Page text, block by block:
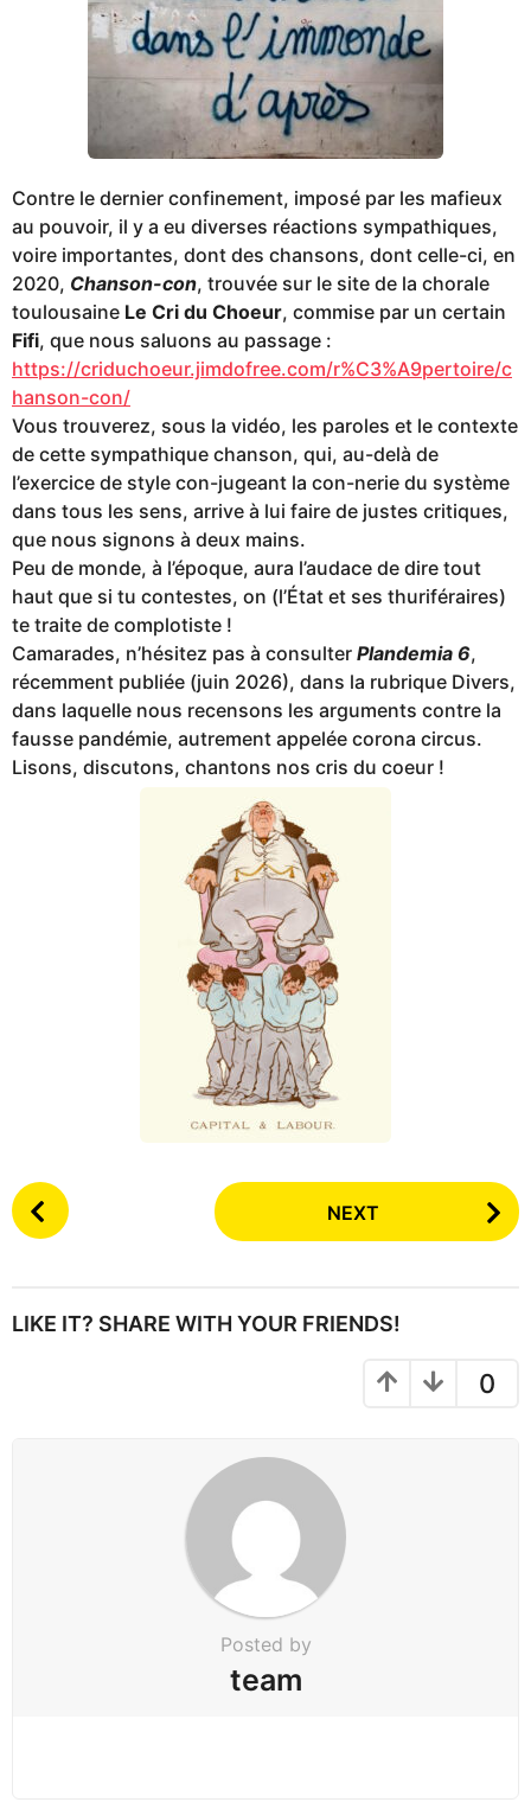
Contre le dernier confinement, imposé par les mafieux
au pouvoir, il y a eu diverses réactions sympathiques,
voire importantes, dont des chansons, dont celle-ci, en
2020, Chanson-con, trouvée sur le site de la chorale
toulousaine Le Cri du Choeur, commise par un certain
Fifi, que nous saluons au passage :
https://criduchoeur.jimdofree.com/r%C3%A9pertoire/c
hanson-con/
Vous trouverez, sous la vidéo, les paroles et le contexte
de cette sympathique chanson, qui, au-delà de
l’exercice de style con-jugeant la con-nerie du système
dans tous les sens, arrive à lui faire de justes critiques,
que nous signons à deux mains.
Peu de monde, à l’époque, aura l’audace de dire tout
haut que si tu contestes, on (l’État et ses thuriféraires)
te traite de complotiste !
Camarades, n’hésitez pas à consulter Plandemia 6,
récemment publiée (juin 2026), dans la rubrique Divers,
dans laquelle nous recensons les arguments contre la
fausse pandémie, autrement appelée corona circus.
Lisons, discutons, chantons nos cris du coeur !
P
o
P
NEXT
LIKE IT? SHARE WITH YOUR FRIENDS!
0
Posted by
team